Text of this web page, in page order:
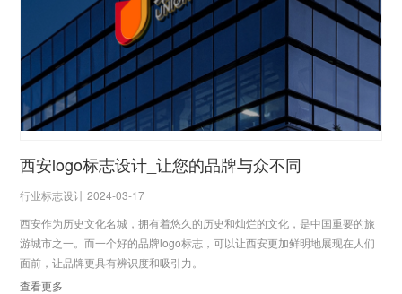
西安logo标志设计_让您的品牌与众不同
行业标志设计 2024-03-17
西安作为历史文化名城，拥有着悠久的历史和灿烂的文化，是中国重要的旅
游城市之一。而一个好的品牌logo标志，可以让西安更加鲜明地展现在人们
面前，让品牌更具有辨识度和吸引力。
查看更多